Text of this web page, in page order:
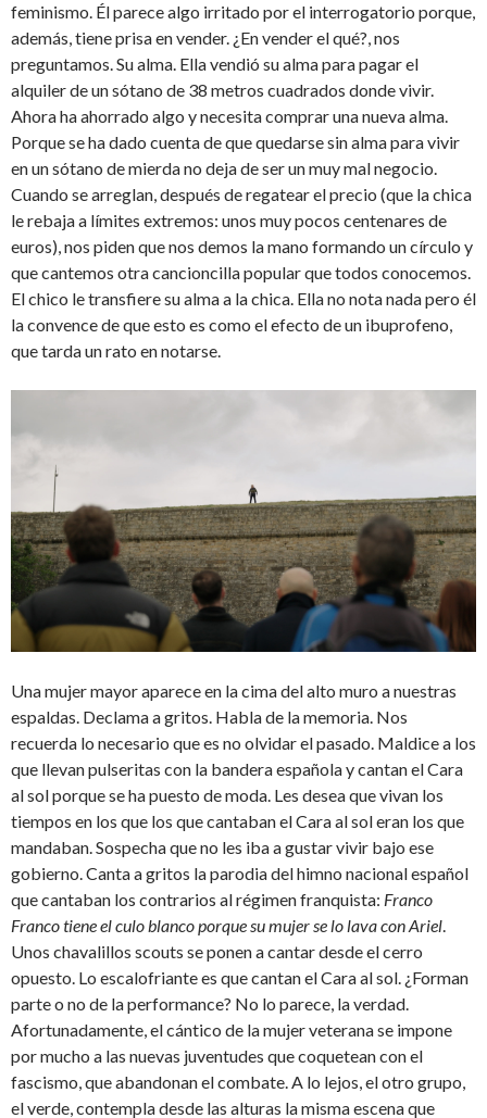
feminismo. Él parece algo irritado por el interrogatorio porque,
además, tiene prisa en vender. ¿En vender el qué?, nos
preguntamos. Su alma. Ella vendió su alma para pagar el
alquiler de un sótano de 38 metros cuadrados donde vivir.
Ahora ha ahorrado algo y necesita comprar una nueva alma.
Porque se ha dado cuenta de que quedarse sin alma para vivir
en un sótano de mierda no deja de ser un muy mal negocio.
Cuando se arreglan, después de regatear el precio (que la chica
le rebaja a límites extremos: unos muy pocos centenares de
euros), nos piden que nos demos la mano formando un círculo y
que cantemos otra cancioncilla popular que todos conocemos.
El chico le transfiere su alma a la chica. Ella no nota nada pero él
la convence de que esto es como el efecto de un ibuprofeno,
que tarda un rato en notarse.
Una mujer mayor aparece en la cima del alto muro a nuestras
espaldas. Declama a gritos. Habla de la memoria. Nos
recuerda lo necesario que es no olvidar el pasado. Maldice a los
que llevan pulseritas con la bandera española y cantan el Cara
al sol porque se ha puesto de moda. Les desea que vivan los
tiempos en los que los que cantaban el Cara al sol eran los que
mandaban. Sospecha que no les iba a gustar vivir bajo ese
gobierno. Canta a gritos la parodia del himno nacional español
que cantaban los contrarios al régimen franquista: Franco
Franco tiene el culo blanco porque su mujer se lo lava con Ariel.
Unos chavalillos scouts se ponen a cantar desde el cerro
opuesto. Lo escalofriante es que cantan el Cara al sol. ¿Forman
parte o no de la performance? No lo parece, la verdad.
Afortunadamente, el cántico de la mujer veterana se impone
por mucho a las nuevas juventudes que coquetean con el
fascismo, que abandonan el combate. A lo lejos, el otro grupo,
el verde, contempla desde las alturas la misma escena que